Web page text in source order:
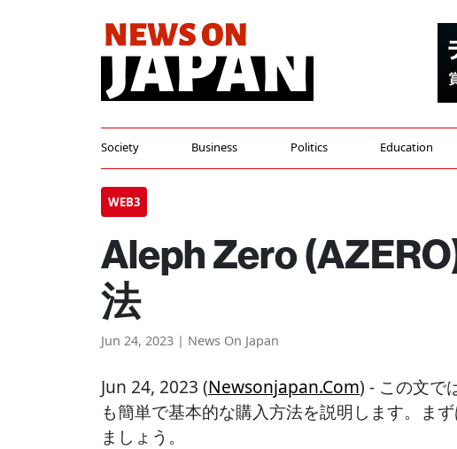
Society Business Politics Education
WEB3
Aleph Zero
法
Jun 24, 2023 | News On Japan
Jun 24, 2023 (Newsonjapan.com) - この文で
も簡単で基本的な購入方法を説明します。ま
ましょう。